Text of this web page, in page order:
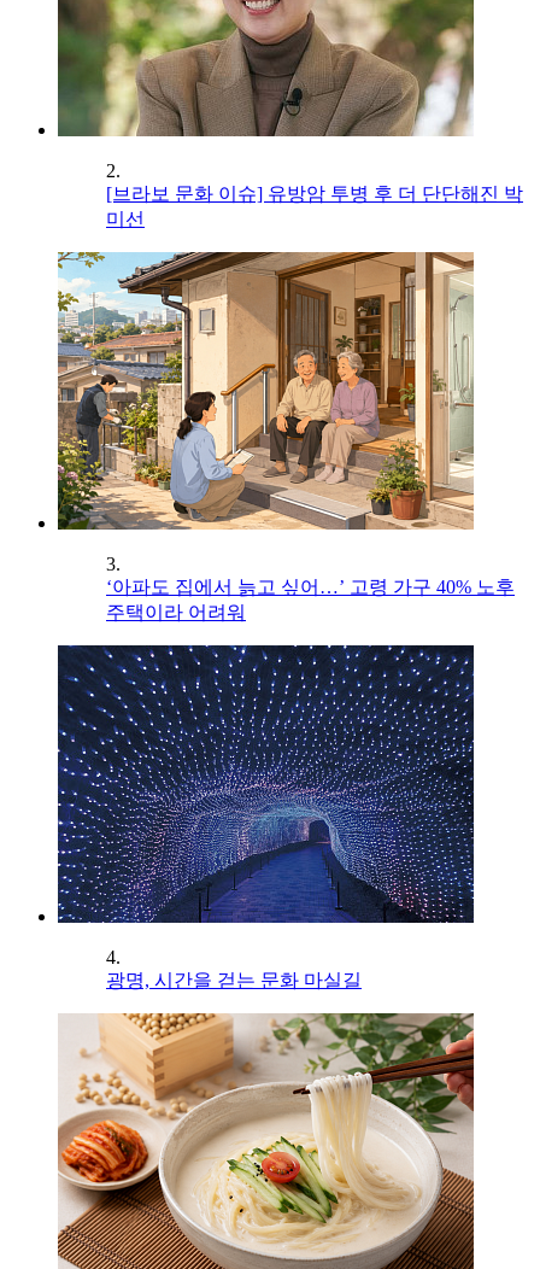
2.
[브라보 문화 이슈] 유방암 투병 후 더 단단해진 박
미선
3.
‘아파도 집에서 늙고 싶어…’ 고령 가구 40% 노후
주택이라 어려워
4.
광명, 시간을 걷는 문화 마실길